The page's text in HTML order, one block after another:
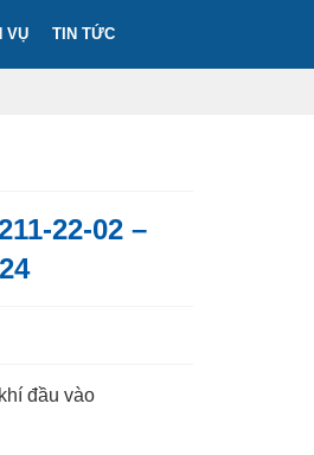
VỤ TIN TỨC
22-02 –
đầu vào